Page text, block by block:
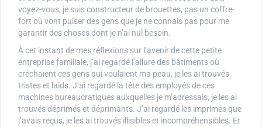
voyez-vous, je suis constructeur de brouettes, pas un coffre-
fort où vont puiser des gens que je ne connais pas pour me
garantir des choses dont je n’ai nul besoin.
À cet instant de mes réflexions sur l’avenir de cette petite
entreprise familiale, j’ai regardé l’allure des bâtiments où
créchaient ces gens qui voulaient ma peau, je les ai trouvés
tristes et laids. J’ai regardé la tête des employés de ces
machines bureaucratiques auxquelles je m’adressais, je les ai
trouvés déprimés et déprimants. J’ai regardé les imprimés que
j’avais reçus, je les ai trouvés illisibles et incompréhensibles. Et